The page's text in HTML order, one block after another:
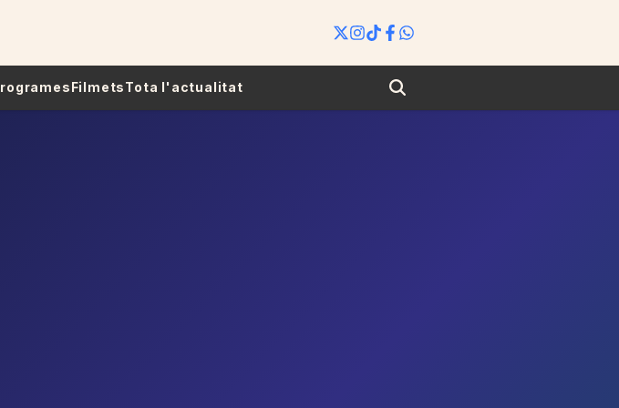
FilmetsTota l'actualitat Search